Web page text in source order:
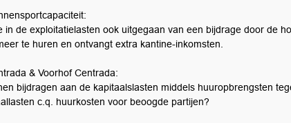
de exploitatielasten ook uitgegaan van een bijdrage door de
te huren en ontvangt extra kantine-inkomsten.
& Voorhof Centrada:
bijdragen aan de kapitaalslasten middels huuropbrengsten
c.q. huurkosten voor beoogde partijen?